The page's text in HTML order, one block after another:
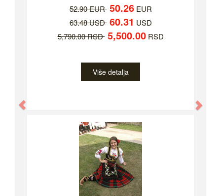
52.90 EUR 50.26EUR
63.48 USD 60.31 USD
5,790.00 RSD 5,500.00RSD
Više detalja